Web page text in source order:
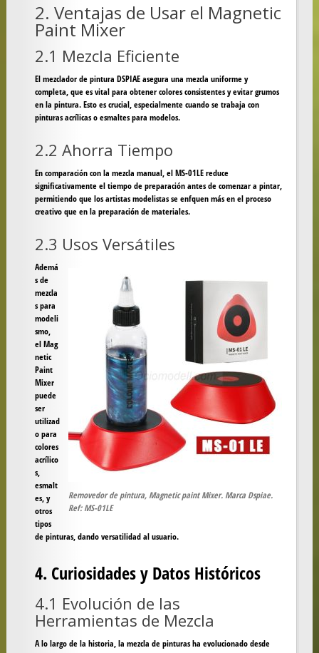
2. Ventajas de Usar el Magnetic
Paint Mixer
2.1 Mezcla Eficiente
El mezclador de pintura DSPIAE asegura una mezcla uniforme y
completa, que es vital para obtener colores consistentes y evitar grumos
en la pintura. Esto es crucial, especialmente cuando se trabaja con
pinturas acrílicas o esmaltes para modelos.
2.2 Ahorra Tiempo
En comparación con la mezcla manual, elMS-01LEreduce
significativamente el tiempo de preparación antes de comenzar a pintar,
permitiendo que los artistas modelistas se enfquen más en el proceso
creativo que en la preparación de materiales.
2.3 Usos Versátiles
Removedor de pintura, Magnetic paint Mixer. Marca Dspiae.
Ref: MS-01LE
Ademá
s de
mezcla
s para
modeli
smo,
elMag
netic
Paint
Mixer
puede
ser
utilizad
o para
colores
acrílico
s,
esmalt
es, y
otros
tipos
de pinturas, dando versatilidad al usuario.
4. Curiosidades y Datos Históricos
4.1 Evolución de las
Herramientas de Mezcla
A lo largo de la historia, la mezcla de pinturas ha evolucionado desde